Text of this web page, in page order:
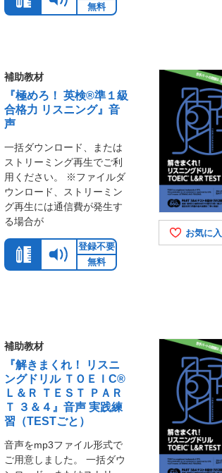
無料
補助教材
『極めろ！ 英検®準１級
合格力 リスニング』音
声
一括ダウンロード、または
ストリーミング再生でご利
用ください。 ※ファイルダ
ウンロード、ストリーミン
グ再生には通信費が発生す
る場合が
登録不要
無料
お気に
補助教材
『解きまくれ！ リスニ
ングドリル ＴＯＥＩC®
Ｌ＆Ｒ ＴＥＳＴ ＰＡＲ
Ｔ ３＆４』音声 実践練
習（TESTごと）
音声をmp3ファイル形式で
ご用意しました。 一括ダウ